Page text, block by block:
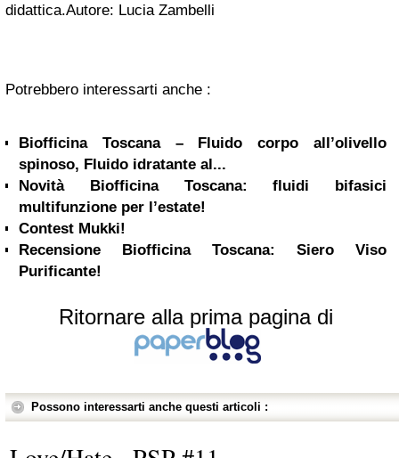
didattica.Autore: Lucia Zambelli
Potrebbero interessarti anche :
Biofficina Toscana – Fluido corpo all’olivello
spinoso, Fluido idratante al...
Novità Biofficina Toscana: fluidi bifasici
multifunzione per l’estate!
Contest Mukki!
Recensione Biofficina Toscana: Siero Viso
Purificante!
Ritornare alla prima pagina di
Possono interessarti anche questi articoli :